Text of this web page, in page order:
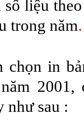
liệu
trong năm.
chọn in
như sau :